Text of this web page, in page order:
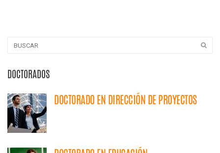
DOCTORADOS
DOCTORADO EN DIRECCIÓN DE PROYECTOS